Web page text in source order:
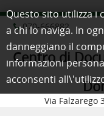
070-666882
Centro di
Via Falzarego
Questo sito utilizza i
a chi lo naviga. In
danneggiano il
informazioni
acconsenti